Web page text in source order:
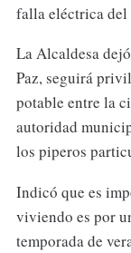
falla eléctrica del
La Alcaldesa
Paz, seguirá
potable entre la
autoridad
los piperos
Indicó que es
viviendo es por
temporada de